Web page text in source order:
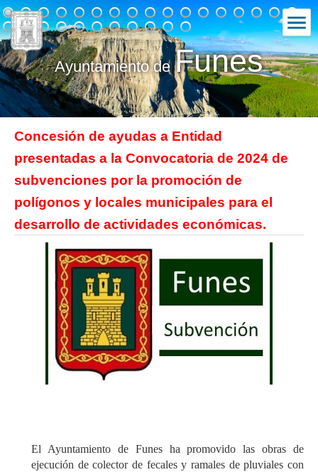
Ayuntamiento deFunes
Concesión de ayudas a Entidad
presentadas a la Convocatoria de 2024 de
subvenciones por la promoción de
polígonos y locales municipales para el
desarrollo de actividades económicas.
El Ayuntamiento de Funes ha promovido las obras de
ejecución de colector de fecales y ramales de pluviales con